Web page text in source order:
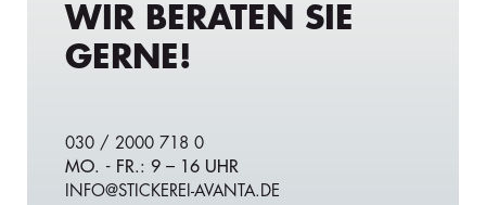
WIR BERATEN SIE
GERNE!
030 / 2000 718 0
MO. - FR.: 9 – 16 UHR
INFO@STICKEREI-AVANTA.DE